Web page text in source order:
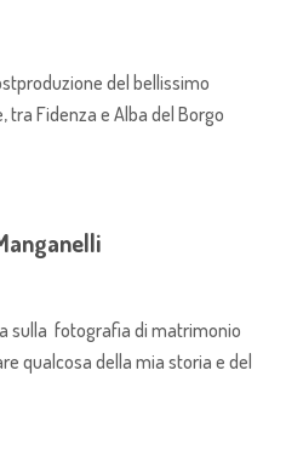
del bellissimo
tra Fidenza e Alba del Borgo
sulla fotografia di matrimonio
qualcosa della mia storia e del